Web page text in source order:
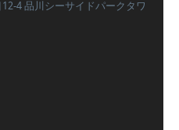
4 品川シーサイドパークタワ